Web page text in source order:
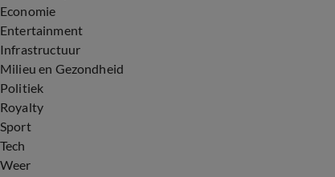
Economie
Entertainment
Infrastructuur
Milieu en Gezondheid
Politiek
Royalty
Sport
Tech
Weer